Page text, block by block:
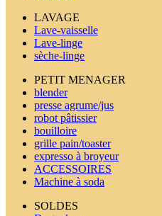
LAVAGE
Lave-vaisselle
Lave-linge
sèche-linge
PETIT MENAGER
blender
presse agrume/jus
robot pâtissier
bouilloire
grille pain/toaster
expresso à broyeur
ACCESSOIRES
Machine à soda
SOLDES